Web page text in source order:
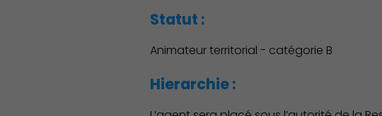
Statut :
Animateur territorial - catégorie B
Hierarchie :